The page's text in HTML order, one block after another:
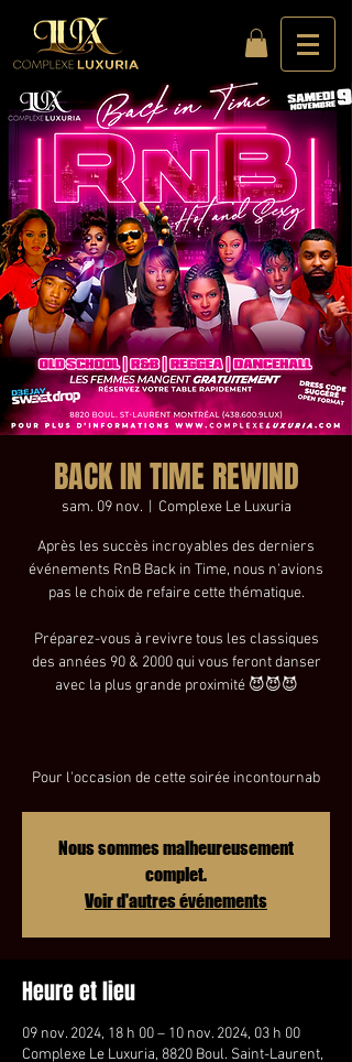
BACK IN TIME REWIND
sam. 09 nov.
  |
Complexe Le Luxuria
Après les succès incroyables des derniers
événements RnB Back in Time, nous n'avions
pas le choix de refaire cette thématique.
Préparez-vous à revivre tous les classiques
des années 90 & 2000 qui vous feront danser
avec la plus grande proximité 😈😈😈
Pour l'occasion de cette soirée incontournab
Nous sommes malheureusement
complet.
Voir d'autres événements
Heure et lieu
09 nov. 2024, 18 h 00 – 10 nov. 2024, 03 h 00
Complexe Le Luxuria, 8820 Boul. Saint-Laurent,